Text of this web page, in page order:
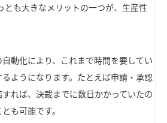
とも大きなメリットの一つが、生産性
動化により、これまで時間を要してい
ようになります。たとえば申請・承認
れば、決裁までに数日かかっていたの
も可能です。